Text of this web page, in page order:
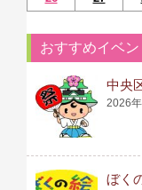
おすすめイベン
中央
2026
ぼく